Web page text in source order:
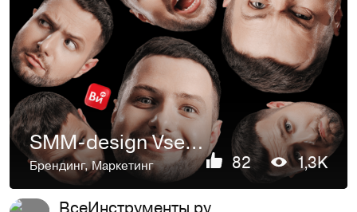
SMM-design VseInstrumenti.ru
Брендинг,Маркетинг 82
1,3K